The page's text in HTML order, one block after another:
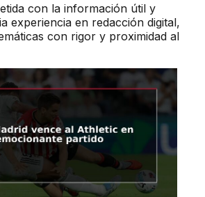
con la información útil y
experiencia en redacción digital,
con rigor y proximidad al